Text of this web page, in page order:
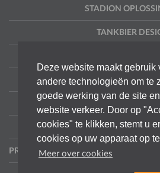
Deze website maakt gebruik
andere technologieën om te
goede werking van de site
website verkeer. Door op
cookies" te klikken, stemt u
cookies op uw apparaat op
Meer over cookies
STADION
TANKBIER
CONTACT
PRIVACY VERKLARING